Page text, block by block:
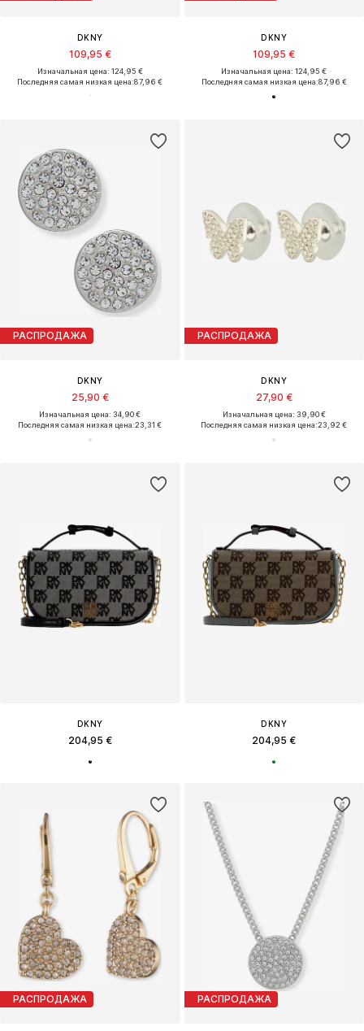
DKNY
109,95 €
Изначальная цена: 124,95 €
Последняя самая низкая цена:87,96 €
DKNY
109,95 €
Изначальная цена: 124,95 €
Последняя самая низкая цена:87,96 €
РАСПРОДАЖА
DKNY
25,90 €
Изначальная цена: 34,90 €
Последняя самая низкая цена:23,31 €
РАСПРОДАЖА
DKNY
27,90 €
Изначальная цена: 39,90 €
Последняя самая низкая цена:23,92 €
DKNY
204,95 €
DKNY
204,95 €
РАСПРОДАЖА РАСПРОДАЖА